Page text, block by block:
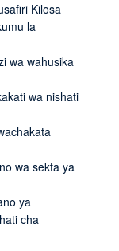
Kilosa
la
wa wahusika
wa nishati
wa sekta ya
ya
cha